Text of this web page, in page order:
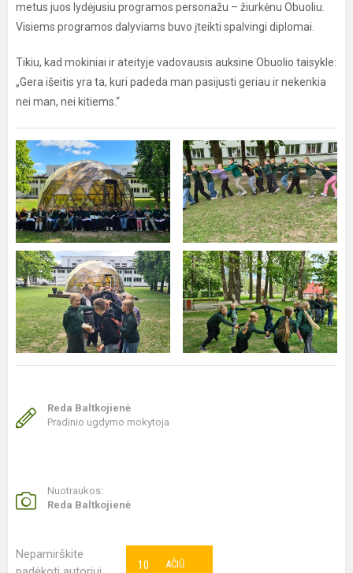
metus juos lydėjusiu programos personažu – žiurkėnu Obuoliu.
Visiems programos dalyviams buvo įteikti spalvingi diplomai.
Tikiu, kad mokiniai ir ateityje vadovausis auksine Obuolio taisykle:
„Gera išeitis yra ta, kuri padeda man pasijusti geriau ir nekenkia
nei man, nei kitiems.“
Reda Baltkojienė
Pradinio ugdymo mokytoja
Nuotraukos:
Reda Baltkojienė
Nepamirškite
AČIŪ
10